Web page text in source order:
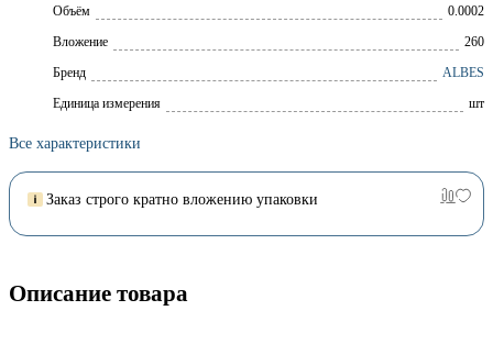
Объём
0.0002
Вложение
260
Брeнд
ALBES
Единица измерения
шт
Все характеристики
Заказ строго кратно вложению упаковки
Описание товара